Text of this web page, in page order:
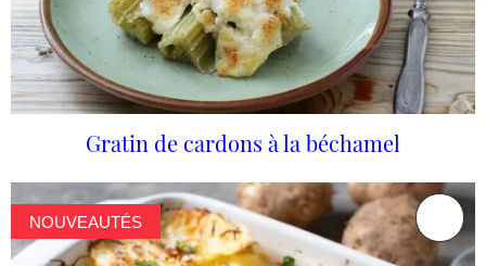
Gratin de cardons à la béchamel
NOUVEAUTÉS